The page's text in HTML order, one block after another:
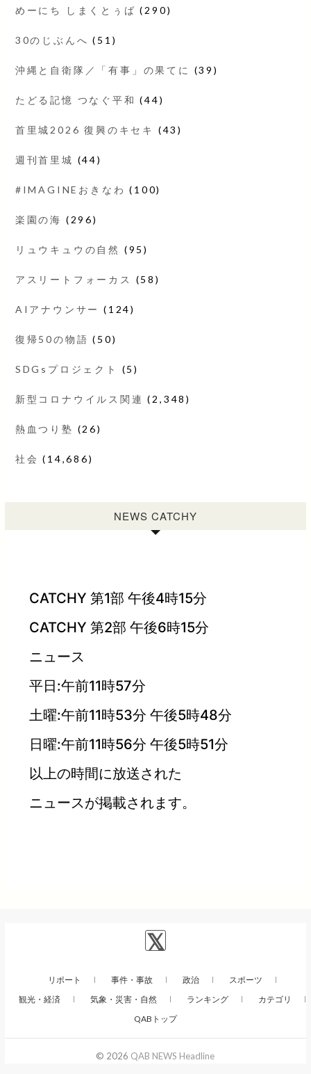
めーにち しまくとぅば (290)
30のじぶんへ (51)
沖縄と自衛隊／「有事」の果てに (39)
たどる記憶 つなぐ平和 (44)
首里城2026 復興のキセキ (43)
週刊首里城 (44)
#IMAGINEおきなわ (100)
楽園の海 (296)
リュウキュウの自然 (95)
アスリートフォーカス (58)
AIアナウンサー (124)
復帰50の物語 (50)
SDGsプロジェクト (5)
新型コロナウイルス関連 (2,348)
熱血つり塾 (26)
社会 (14,686)
NEWS CATCHY
CATCHY 第1部 午後4時15分
CATCHY 第2部 午後6時15分
ニュース
平日:午前11時57分
土曜:午前11時53分 午後5時48分
日曜:午前11時56分 午後5時51分
以上の時間に放送された
ニュースが掲載されます。
リポート 事件・事故 政治
スポーツ
観光・経済
気象・災害・自然 ランキング
カテゴリ
QABトップ
© 2026 QAB NEWS Headline